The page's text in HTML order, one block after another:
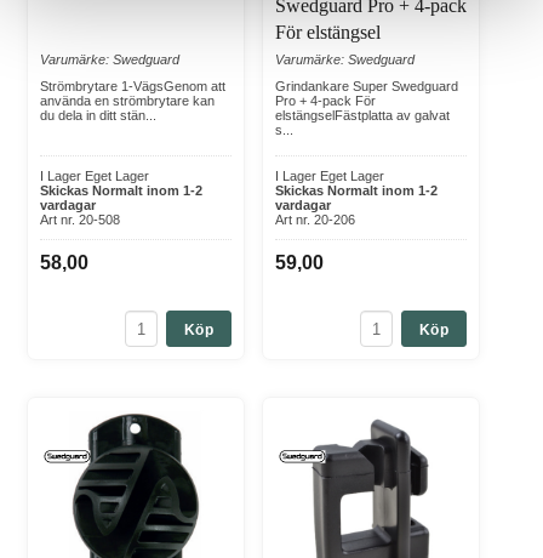
Varumärke: Swedguard
Strömbrytare 1-VägsGenom att
använda en strömbrytare kan
du dela in ditt stän...
I Lager Eget Lager
Skickas Normalt inom 1-2
vardagar
Art nr. 20-508
58,00
Köp
Swedguard Pro + 4-pack
För elstängsel
Varumärke: Swedguard
Grindankare Super Swedguard
Pro + 4-pack För
elstängselFästplatta av galvat
s...
I Lager Eget Lager
Skickas Normalt inom 1-2
vardagar
Art nr. 20-206
59,00
Köp